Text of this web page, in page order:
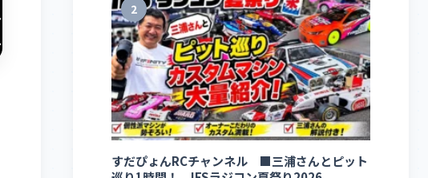
2
すだぴょんRCチャンネル ■三浦さんとピット